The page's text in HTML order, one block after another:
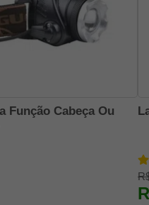
Função Cabeça Ou